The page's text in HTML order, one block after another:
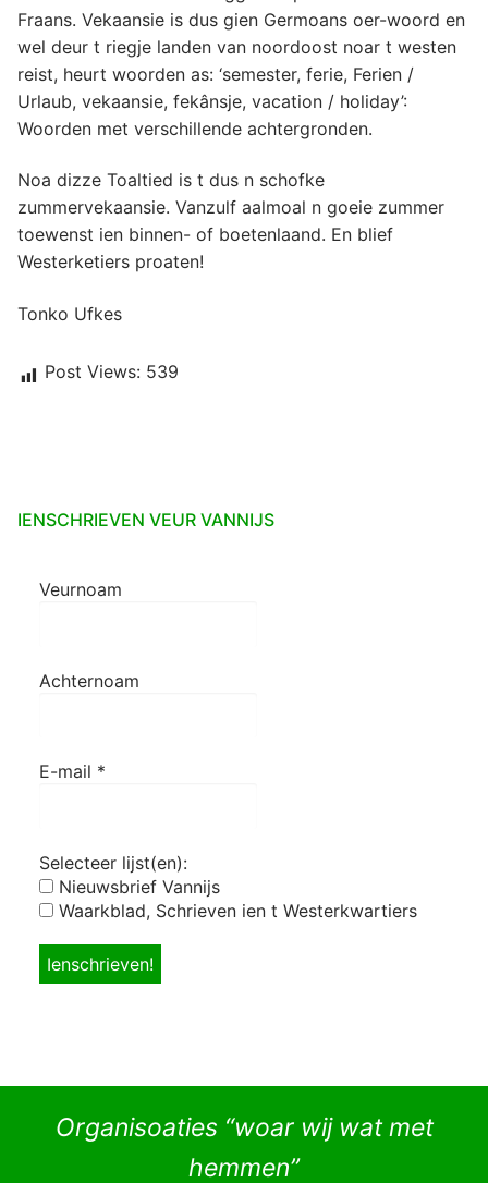
Fraans. Vekaansie is dus gien Germoans oer-woord en
wel deur t riegje landen van noordoost noar t westen
reist, heurt woorden as: ‘semester, ferie, Ferien /
Urlaub, vekaansie, fekânsje, vacation / holiday’:
Woorden met verschillende achtergronden.
Noa dizze Toaltied is t dus n schofke
zummervekaansie. Vanzulf aalmoal n goeie zummer
toewenst ien binnen- of boetenlaand. En blief
Westerketiers proaten!
Tonko Ufkes
Post Views: 539
IENSCHRIEVEN VEUR VANNIJS
Veurnoam
Achternoam
E-mail *
Selecteer lijst(en):
Nieuwsbrief Vannijs
Waarkblad, Schrieven ien t Westerkwartiers
Organisoaties “woar wij wat met
hemmen”